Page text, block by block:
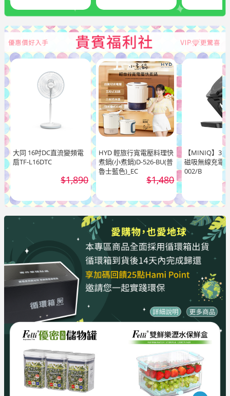
大同 16吋DC直流變頻電
扇TF-L16DTC
$1,890
HYD 輕旅行寬電壓料理快
煮鍋(小煮鍋)D-526-BU(普
魯士藍色)_EC
$1,480
【MINIQ】3
磁吸無線充電
002/B